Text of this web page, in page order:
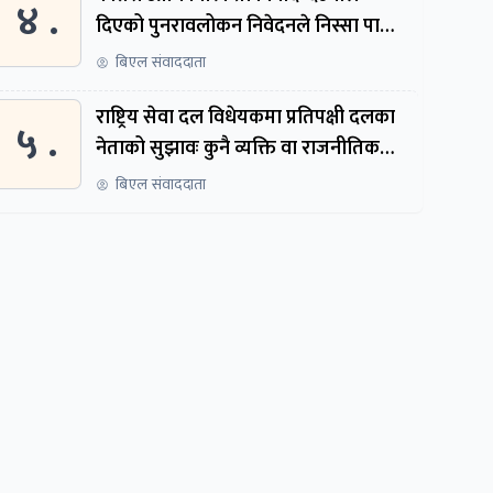
४ .
दिएको पुनरावलोकन निवेदनले निस्सा पायो,
फेरि सुरुदेखि सुनुवाइ हुने
बिएल संवाददाता
५ .
राष्ट्रिय सेवा दल विधेयकमा प्रतिपक्षी दलका
नेताको सुझावः कुनै व्यक्ति वा राजनीतिक
नेतृत्वबाट निर्देशित हुने संस्था नबनोस्
बिएल संवाददाता